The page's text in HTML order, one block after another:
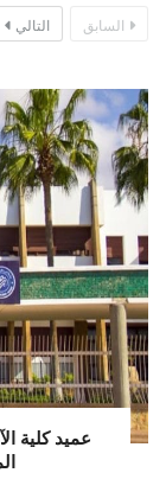
السابق التالي
عميد كلية